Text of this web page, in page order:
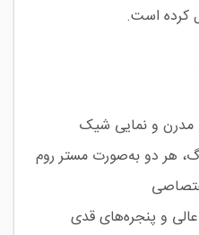
کرده است.
هر دو به‌صورت مستر روم
عالی و پنجره‌های قدی